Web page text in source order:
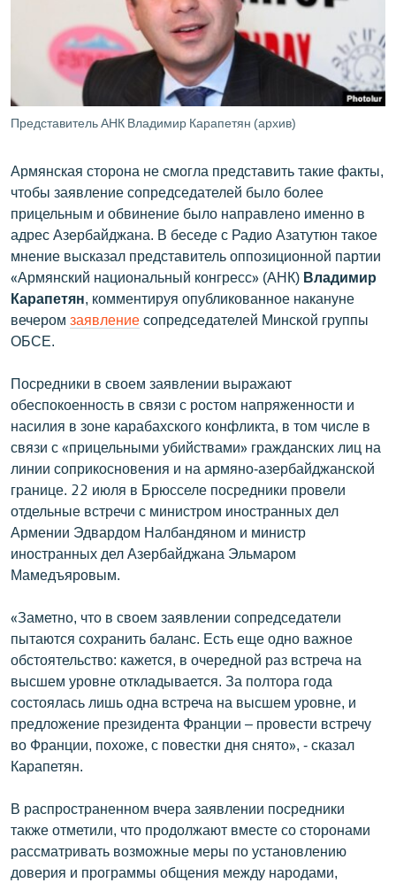
ՄՇԱԿՈՒՅԹ
ՍՊՈՐՏ
ՄԵԿՆԱԲԱՆՈՒԹՅՈՒՆ
ԿՈՐՈՆԱՎԻՐՈՒՍ
ՏԵՍԱՆՅՈՒԹԵՐ
ԲԱՆԱՎԵՃ
ՁԳՏԵԼՈՎ ԼԱՎԱԳՈՒՅՆԻՆ
ՓՈԴՔԱՍԹ
Հայերեն
English
Русский
ՀԵՏԵՎԵՔ ՄԵԶ
«Ազատության» բոլոր կայքերը
Представитель АНК Владимир Карапетян (архив)
Армянская сторона не смогла представить такие факты,
чтобы заявление сопредседателей было более
прицельным и обвинение было направлено именно в
адрес Азербайджана. В беседе с Радио Азатутюн такое
мнение высказал представитель оппозиционной партии
«Армянский национальный конгресс» (АНК) Владимир
Карапетян , комментируя опубликованное накануне
вечером заявление сопредседателей Минской группы
ОБСЕ.
Посредники в своем заявлении выражают
обеспокоенность в связи с ростом напряженности и
насилия в зоне карабахского конфликта, в том числе в
связи с «прицельными убийствами» гражданских лиц на
линии соприкосновения и на армяно-азербайджанской
границе. 22 июля в Брюсселе посредники провели
отдельные встречи с министром иностранных дел
Армении Эдвардом Налбандяном и министр
иностранных дел Азербайджана Эльмаром
Мамедъяровым.
«Заметно, что в своем заявлении сопредседатели
пытаются сохранить баланс. Есть еще одно важное
обстоятельство: кажется, в очередной раз встреча на
высшем уровне откладывается. За полтора года
состоялась лишь одна встреча на высшем уровне, и
предложение президента Франции – провести встречу
во Франции, похоже, с повестки дня снято», - сказал
Карапетян.
В распространенном вчера заявлении посредники
также отметили, что продолжают вместе со сторонами
рассматривать возможные меры по установлению
доверия и программы общения между народами,